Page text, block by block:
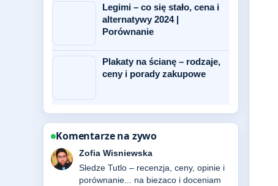
Legimi – co się stało, cena i
alternatywy 2024 |
Porównanie
Plakaty na ścianę – rodzaje,
ceny i porady zakupowe
Komentarze na zywo
Piotr Zielinski
Przydatny kontekst dotyczacy Figa –
właściwości zdrowotne, pochodzenie i